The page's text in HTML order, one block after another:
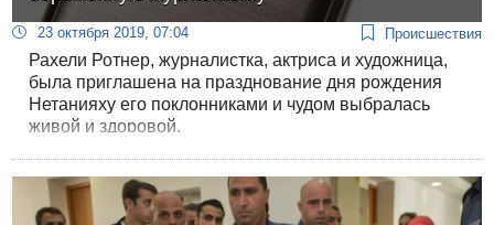
23 октября 2019, 07:04 Происшествия
Рахели Ротнер, журналистка, актриса и художница,
была приглашена на празднование дня рождения
Нетанияху его поклонниками и чудом выбралась
живой и здоровой.